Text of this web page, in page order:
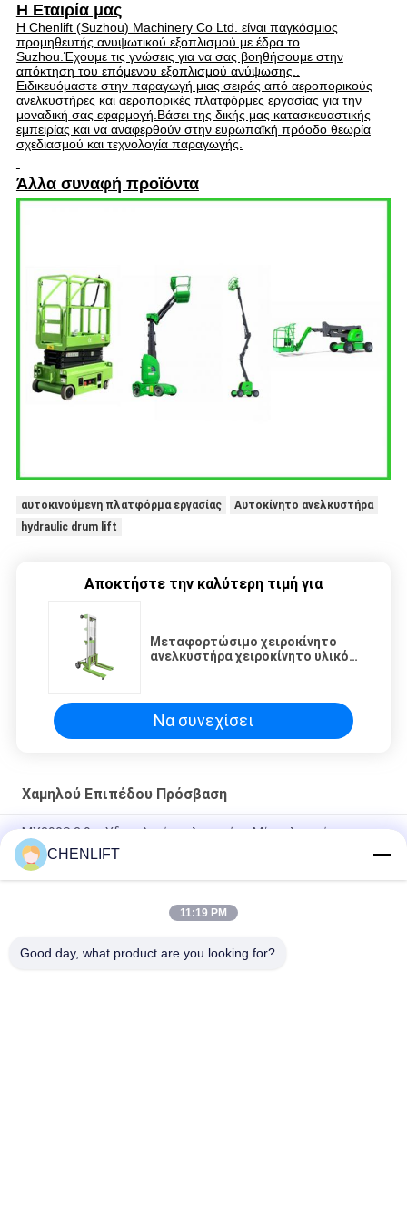
Η Εταιρία μας
Η Chenlift (Suzhou) Machinery Co Ltd. είναι παγκόσμιος
προμηθευτής ανυψωτικού εξοπλισμού με έδρα το
Suzhou.Έχουμε τις γνώσεις για να σας βοηθήσουμε στην
απόκτηση του επόμενου εξοπλισμού ανύψωσης..
Ειδικευόμαστε στην παραγωγή μιας σειράς από αεροπορικούς
ανελκυστήρες και αεροπορικές πλατφόρμες εργασίας για την
μοναδική σας εφαρμογή.Βάσει της δικής μας κατασκευαστικής
εμπειρίας και να αναφερθούν στην ευρωπαϊκή πρόοδο θεωρία
σχεδιασμού και τεχνολογία παραγωγής.
Άλλα συναφή προϊόντα
αυτοκινούμενη πλατφόρμα εργασίας
Αυτοκίνητο ανελκυστήρα
hydraulic drum lift
Αποκτήστε την καλύτερη τιμή για
Μεταφορτώσιμο χειροκίνητο
ανελκυστήρα χειροκίνητο υλικό
αποτελεσματικότητα
Να συνεχίσει
Χαμηλού Επιπέδου Πρόσβαση
MX390S 3.9m Υδραυλικό ανελκυστήρα Μίνι πλατφόρμα
ανελκυστήρα ψαλίδι για εναέρια εργασία
Μίνι κινητό ανελκυστήρα ψαλίδι 3 μέτρα ύψος
Εγχειρίδιο ενιαίας πύλης εναέριας πλατφόρμας εργασίας με
CHENLIFT
11:19 PM
Good day, what product are you looking for?